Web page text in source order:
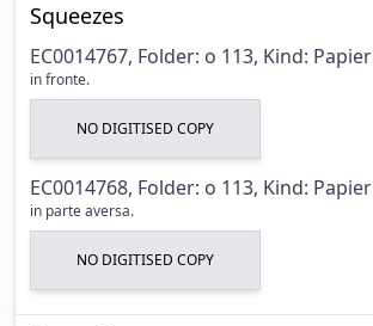
Squeezes
EC0014767, Folder: o 113, Kind: Papier
in fronte.
NO DIGITISED COPY
EC0014768, Folder: o 113, Kind: Papier
in parte aversa.
NO DIGITISED COPY